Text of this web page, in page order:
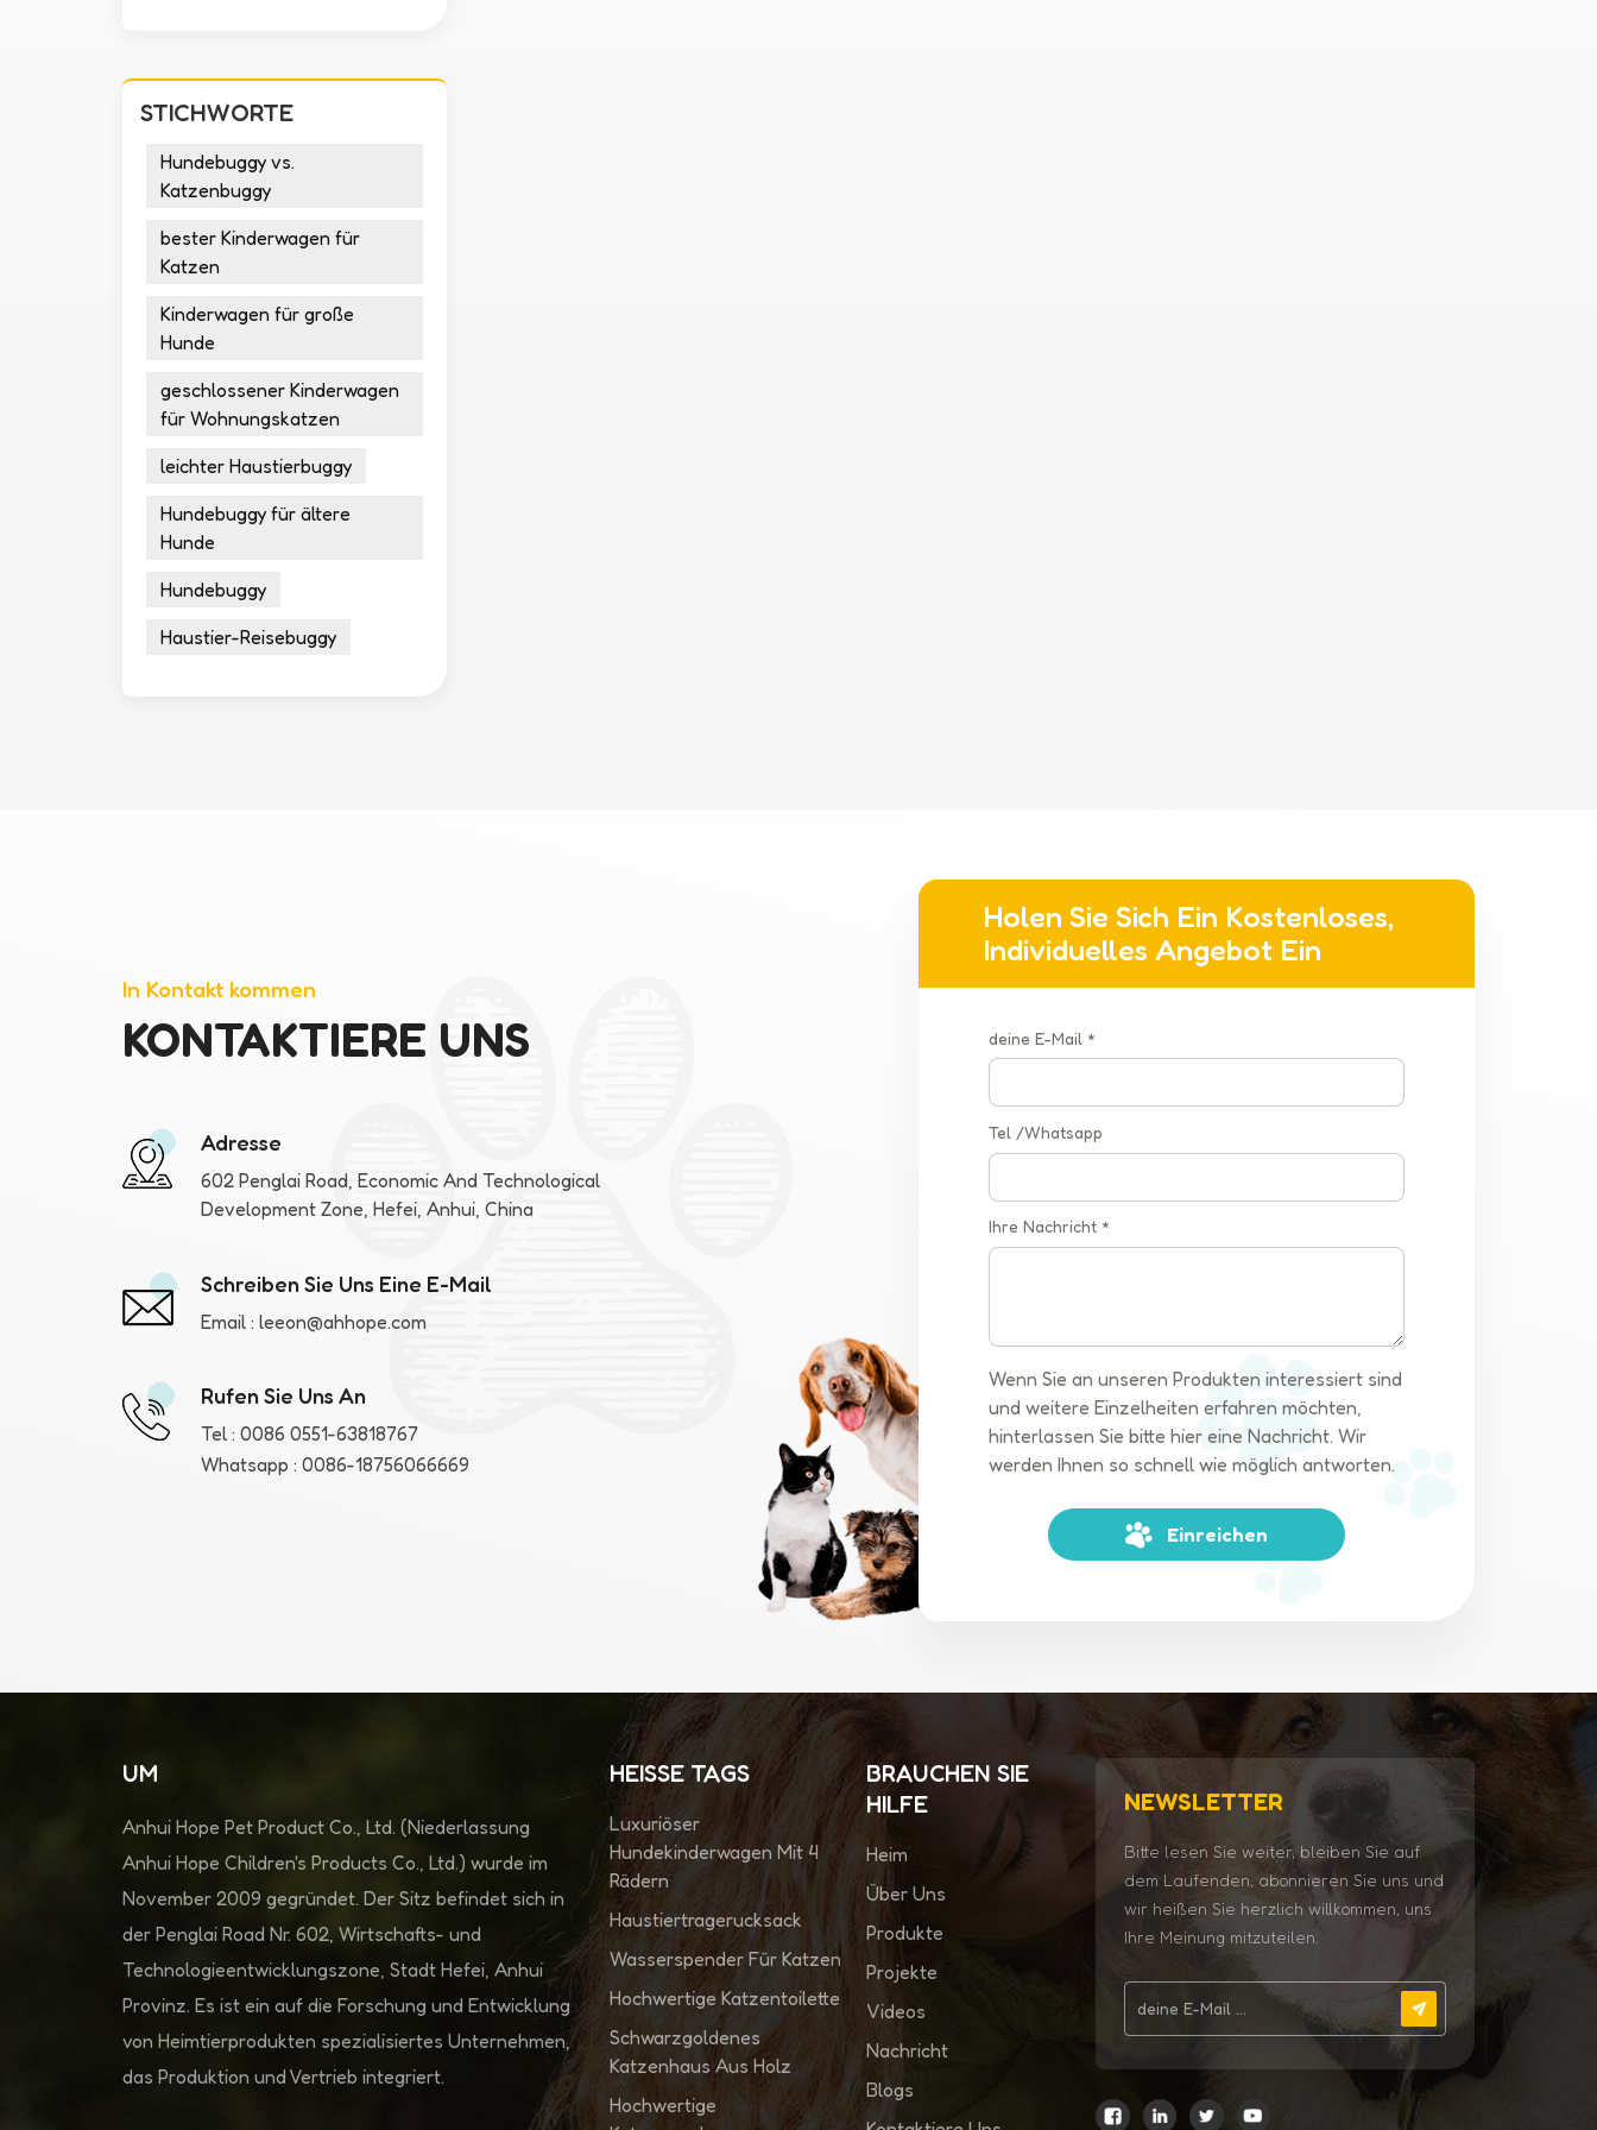
STICHWORTE
Hundebuggy vs.
Katzenbuggy
bester Kinderwagen für
Katzen
Kinderwagen für große
Hunde
geschlossener Kinderwagen
für Wohnungskatzen
leichter Haustierbuggy
Hundebuggy für ältere
Hunde
Hundebuggy
Haustier-Reisebuggy
In Kontakt kommen
KONTAKTIERE UNS
Adresse
602 Penglai Road, Economic And Technological
Development Zone, Hefei, Anhui, China
Schreiben Sie Uns Eine E-Mail
Email :leeon@ahhope.com
Rufen Sie Uns An
Tel :0086 0551-63818767
Whatsapp :0086-18756066669
Holen Sie Sich Ein Kostenloses,
Individuelles Angebot Ein
deine E-Mail *
Tel /Whatsapp
Ihre Nachricht *
Wenn Sie an unseren Produkten interessiert sind
und weitere Einzelheiten erfahren möchten,
hinterlassen Sie bitte hier eine Nachricht. Wir
werden Ihnen so schnell wie möglich antworten.
Einreichen
UM
Anhui Hope Pet Product Co., Ltd. (Niederlassung
Anhui Hope Children's Products Co., Ltd.) wurde im
November 2009 gegründet. Der Sitz befindet sich in
der Penglai Road Nr. 602, Wirtschafts- und
Technologieentwicklungszone, Stadt Hefei, Anhui
Provinz. Es ist ein auf die Forschung und Entwicklung
von Heimtierprodukten spezialisiertes Unternehmen,
das Produktion und Vertrieb integriert.
HEISSE TAGS
Luxuriöser
Hundekinderwagen Mit 4
Rädern
Haustiertragerucksack
Wasserspender Für Katzen
Hochwertige Katzentoilette
Schwarzgoldenes
Katzenhaus Aus Holz
Hochwertige
BRAUCHEN SIE
HILFE
Heim
Über Uns
Produkte
Projekte
Videos
Nachricht
Blogs
NEWSLETTER
Bitte lesen Sie weiter, bleiben Sie auf
dem Laufenden, abonnieren Sie uns und
wir heißen Sie herzlich willkommen, uns
Ihre Meinung mitzuteilen.